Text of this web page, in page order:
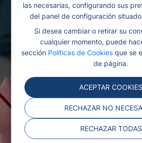
las necesarias, configurando sus
del panel de configuración
Si desea cambiar o retirar su
cualquier momento, puede
sección Políticas de Cookies que se
de página.
ACEPTAR COOKIES
RECHAZAR NO
RECHAZAR TODAS